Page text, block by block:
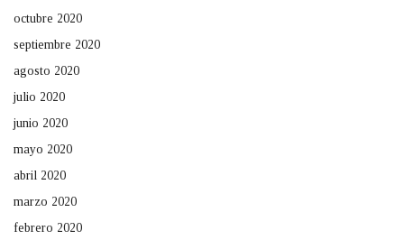
octubre 2020
septiembre 2020
agosto 2020
julio 2020
junio 2020
mayo 2020
abril 2020
marzo 2020
febrero 2020